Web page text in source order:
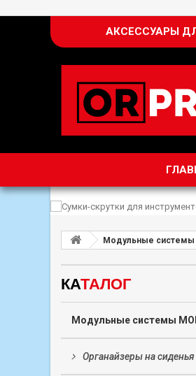
АКСЕССУАРЫ
Модульные системы
КАТАЛОГ
Модульные системы
Органайзеры на сиденья